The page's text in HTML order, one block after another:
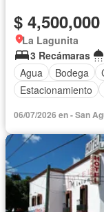
$
La Lagunita
3 Recámaras
Agua
Bodega
Estacionamiento
06/07/2026 en - San